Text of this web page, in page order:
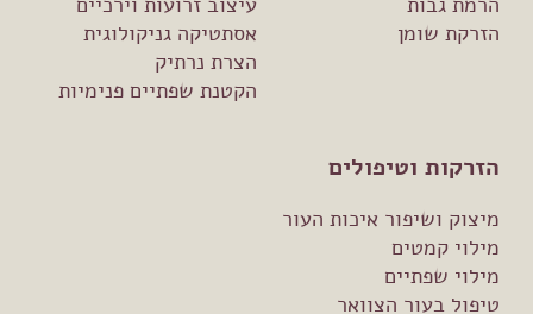
הזרקת שומן
אסתטיקה גניקולוגית
הצרת נרתיק
הקטנת שפתיים פנימיות
הזרקות וטיפולים
מיצוק ושיפור איכות העור
מילוי קמטים
מילוי שפתיים
טיפול בעור הצוואר